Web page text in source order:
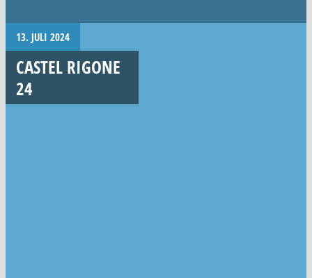
13. JULI 2024
CASTEL RIGONE
24